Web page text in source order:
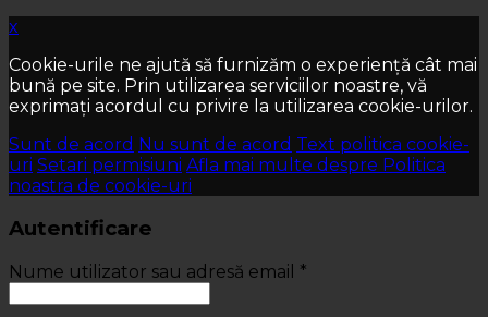
x
Cookie-urile ne ajută să furnizăm o experiență cât mai
bună pe site. Prin utilizarea serviciilor noastre, vă
exprimați acordul cu privire la utilizarea cookie-urilor.
Sunt de acord Nu sunt de acord Text politica cookie-
uri Setari permisiuni Afla mai multe despre Politica
noastra de cookie-uri
Autentificare
Nume utilizator sau adresă email *